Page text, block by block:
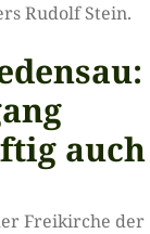
Rudolf Stein.
auch
Freikirche der